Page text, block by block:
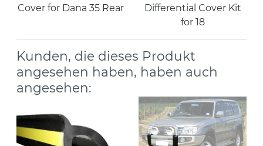
Cover for Dana 35 Rear
Differential Cover Kit
for 18
Kunden, die dieses Produkt
angesehen haben, haben auch
angesehen: